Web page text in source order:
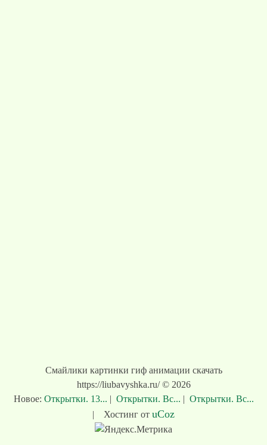
Смайлики картинки гиф анимации скачать
https://liubavyshka.ru/ © 2026
Новое: Открытки. 13... | Открытки. Вс... | Открытки. Вс...
|
Хостинг от uCoz